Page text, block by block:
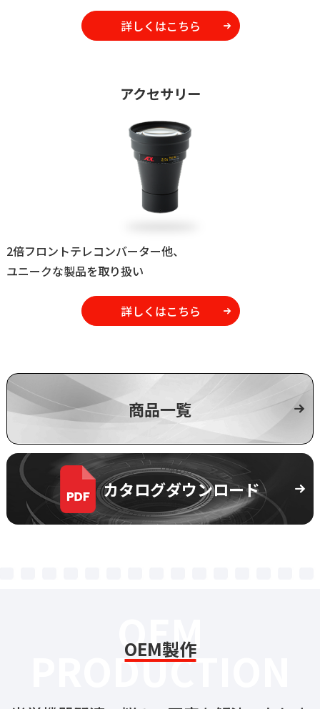
詳しくはこちら
アクセサリー
2倍フロントテレコンバーター他、
ユニークな製品を取り扱い
詳しくはこちら
商品一覧
カタログダウンロード
OEM
PRODUCTION
OEM製作